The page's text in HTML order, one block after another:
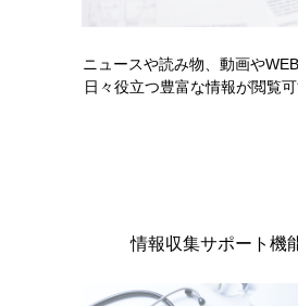
鼻腔・口腔・咽頭（横断面）
ニュースや読み物、動画や
日々役立つ豊富な情報が閲覧可
情報収集サポート機